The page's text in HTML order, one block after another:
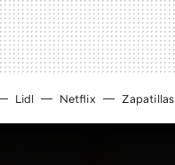
Lidl Netflix Zapatillas